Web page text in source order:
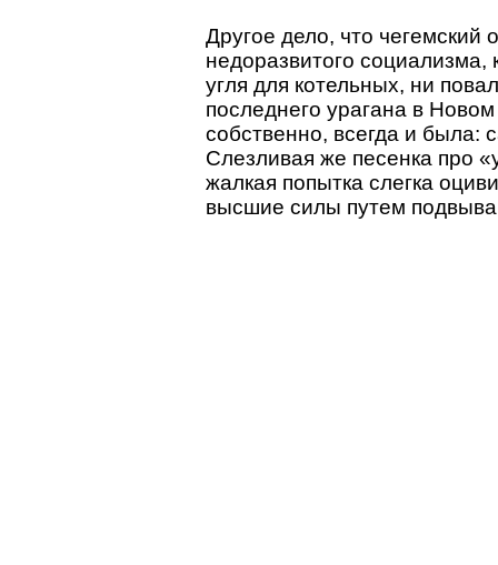
Другое дело, что чегемский
недоразвитого социализма,
угля для котельных, ни
последнего урагана в
собственно, всегда и была:
Слезливая же песенка про
жалкая попытка слегка
высшие силы путем